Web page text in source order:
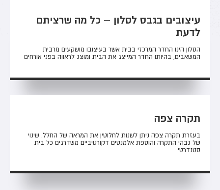
עיצובים בגבס לסלון – כל מה שרציתם
לדעת
הסלון הינו החדר המרכזי בבית אשר בעיצובו מושקעים מרבית
המשאבים, בהיותו החדר המייצג את הבית ומוצג לראווה בפני אורחים
תקרה צפה
בעזרת תקרה צפה ניתן לשנות לחלוטין את המראה של החלל. שינוי
של גבהי התקרה והוספת אלמנטים דקורטיביים משדרגים כל בית
סטנדרטי